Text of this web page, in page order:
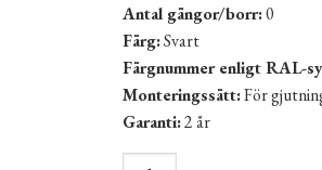
Antal gängor/borr:0
Färg:Svart
Färgnummer enligt RAL-
Monteringssätt:För
Garanti:2 år